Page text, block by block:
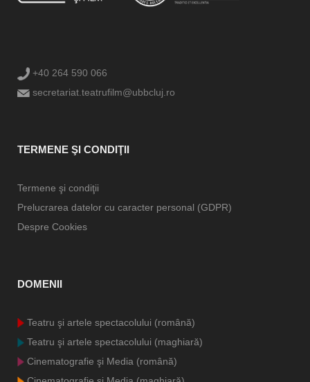
+40 264 590 066
secretariat.teatrufilm@ubbcluj.ro
TERMENE ŞI CONDIŢII
Termene şi condiţii
Prelucrarea datelor cu caracter personal (GDPR)
Despre Cookies
DOMENII
Teatru şi artele spectacolului (română)
Teatru şi artele spectacolului (maghiară)
Cinematografie şi Media (română)